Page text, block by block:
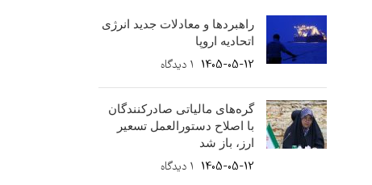
راهبردها و معادلات جدید انرژی
اتحادیه اروپا
1405-05-12 ۱ دیدگاه
گره‌های مالیاتی صادرکنندگان
با اصلاح دستورالعمل تسعیر
ارز، باز شد
1405-05-12 ۱ دیدگاه